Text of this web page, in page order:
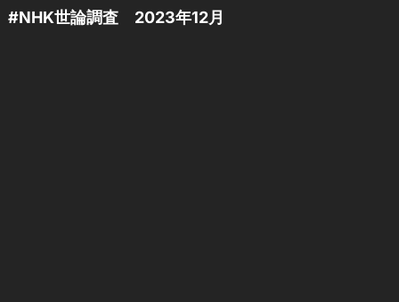
#NHK世論調査 2023年12月